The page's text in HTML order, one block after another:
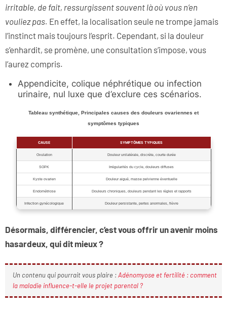
irritable, de fait, ressurgissent souvent là où vous n’en
vouliez pas. En effet, la localisation seule ne trompe jamais
l’instinct mais toujours l’esprit. Cependant, si la douleur
s’enhardit, se promène, une consultation s’impose, vous
l’aurez compris.
Appendicite, colique néphrétique ou infection
urinaire, nul luxe que d’exclure ces scénarios.
Tableau synthétique, Principales causes des douleurs ovariennes et
symptômes typiques
CAUSE SYMPTÔMES TYPIQUES
Ovulation Douleur unilatérale, discrète, courte durée
SOPK Irrégularités du cycle, douleurs diffuses
Kyste ovarien Douleur aiguë, masse pelvienne éventuelle
Endométriose Douleurs chroniques, douleurs pendant les règles et rapports
Infection gynécologique Douleur persistante, pertes anormales, fièvre
Désormais, différencier, c’est vous offrir un avenir moins
hasardeux, qui dit mieux ?
Un contenu qui pourrait vous plaire : Adénomyose et fertilité : comment
la maladie influence-t-elle le projet parental ?